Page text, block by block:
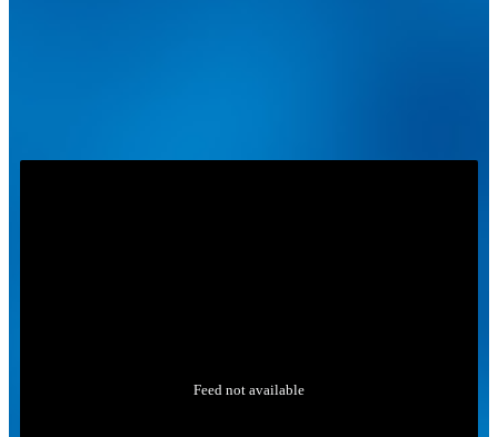
Feed not available